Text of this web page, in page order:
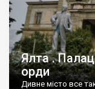
Ялта .
орди
Дивне місто все